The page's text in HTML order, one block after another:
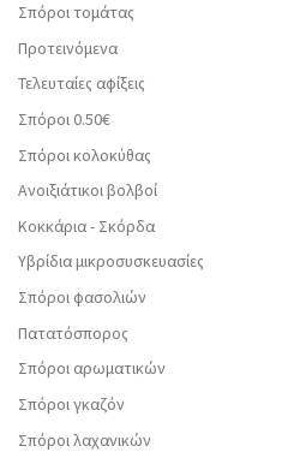
Σπόροι τομάτας
Προτεινόμενα
Τελευταίες αφίξεις
Σπόροι 0.50€
Σπόροι κολοκύθας
Ανοιξιάτικοι βολβοί
Κοκκάρια - Σκόρδα
Υβρίδια μικροσυσκευασίες
Σπόροι φασολιών
Πατατόσπορος
Σπόροι αρωματικών
Σπόροι γκαζόν
Σπόροι λαχανικών